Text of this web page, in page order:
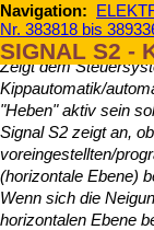
Navigation:
Nr. 383818 bis
SIGNAL S2 -
Signal S2
Zeigt dem
Kippautomatik/
"Heben" aktiv sein
Signal S2 zeigt an,
voreingestellten/
(horizontale Ebene)
Wenn sich die
horizontalen Ebene